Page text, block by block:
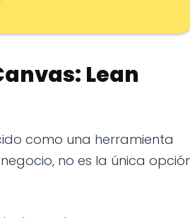
Lean
como una herramienta
no es la única